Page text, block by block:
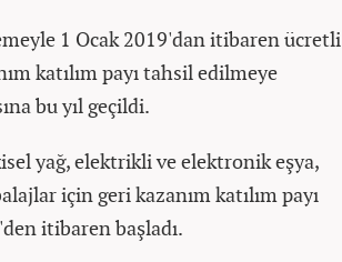
1 Ocak 2019'dan itibaren ücretli
katılım payı tahsil edilmeye
bu yıl geçildi.
yağ, elektrikli ve elektronik eşya,
için geri kazanım katılım payı
itibaren başladı.